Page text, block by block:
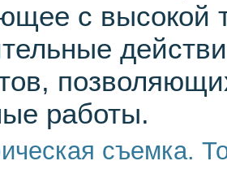
с высокой
работы.
съемка.